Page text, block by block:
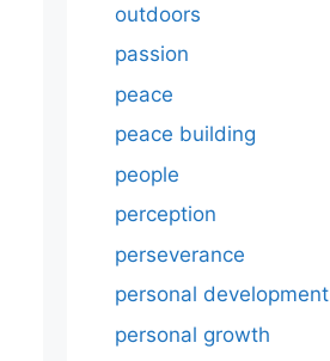
outdoors
passion
peace
peace building
people
perception
perseverance
personal development
personal growth